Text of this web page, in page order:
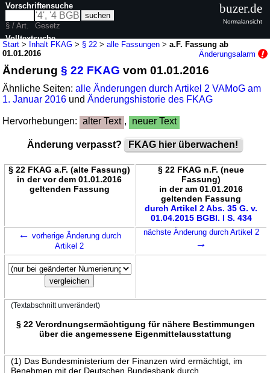
Start > Inhalt FKAG > § 22 >alle Fassungen >a.F. Fassung ab
01.01.2016
Änderungsalarm
Änderung§ 22 FKAG vom 01.01.2016
Ähnliche Seiten:alle Änderungen durch Artikel 2 VAMoG am
1. Januar 2016 undÄnderungshistorie des FKAG
Hervorhebungen: alter Text , neuer Text
Änderung verpasst? FKAG hier überwachen!
§ 22 FKAG a.F. (alte Fassung)
in der vor dem 01.01.2016
geltenden Fassung
§ 22 FKAG n.F. (neue
Fassung)
in der am 01.01.2016
geltenden Fassung
durch Artikel 2 Abs. 35 G. v.
01.04.2015 BGBl. I S. 434
← vorherige Änderung durch
Artikel 2
nächste Änderung durch Artikel 2
→
(Textabschnitt unverändert)
§ 22 Verordnungsermächtigung für nähere Bestimmungen
über die angemessene Eigenmittelausstattung
(1) Das Bundesministerium der Finanzen wird ermächtigt, im
Benehmen mit der Deutschen Bundesbank durch
Vorschriftensuche
§ / Art.
Gesetz
Volltextsuche
buzer.de
Normalansicht